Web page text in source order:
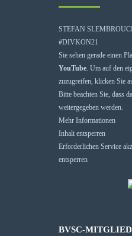
STEFAN
#DIVKON21
Sie sehen gerade einen
YouTube. Um auf den
zuzugreifen, klicken Sie
Bitte beachten Sie, dass
weitergegeben werden.
Mehr Informationen
Inhalt entsperren
Erforderlichen Service
entsperren
BVSC-